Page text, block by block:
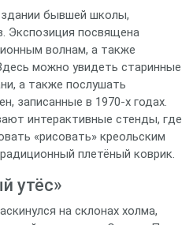
бывшей школы,
Экспозиция посвящена
волнам, а также
можно увидеть старинные
а также послушать
записанные в 1970‑х годах.
интерактивные стенды, где
«рисовать» креольским
плетёный коврик.
утёс»
на склонах холма,